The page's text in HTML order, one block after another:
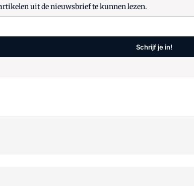
uit de nieuwsbrief te kunnen lezen.
Schrijf je in!